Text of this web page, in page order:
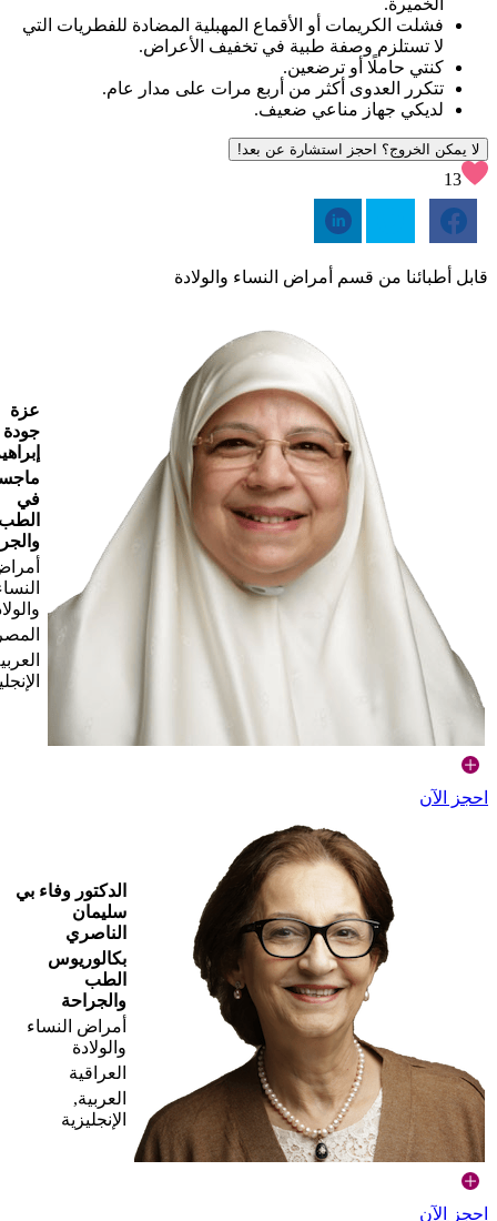
فشلت الكريمات أو الأقماع المهبلية المضادة للفطريات التي
لا تستلزم وصفة طبية في تخفيف الأعراض.
كنتي حاملًا أو ترضعين.
تتكرر العدوى أكثر من أربع مرات على مدار عام.
لديكي جهاز مناعي ضعيف.
لا يمكن الخروج؟ احجز استشارة عن بعد!
13
قابل أطبائنا من قسم أمراض النساء والولادة
عزة
جودة
في
احجز الآن
الدكتور وفاء بي
سليمان
الناصري
بكالوريوس
الطب
والجراحة
أمراض النساء
والولادة
العراقية
العربية,
الإنجليزية
احجز الآن